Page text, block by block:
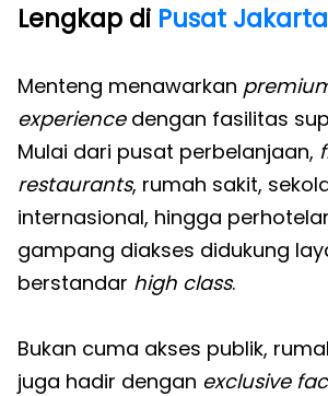
Lengkap di Pusat Jakarta
Menteng menawarkan
experiencedengan fasilitas
Mulai dari pusat perbelanjaan,
restaurants, rumah sakit,
internasional, hingga
gampang diakses didukung
berstandar high class.
Bukan cuma akses publik,
juga hadir dengan exclusive